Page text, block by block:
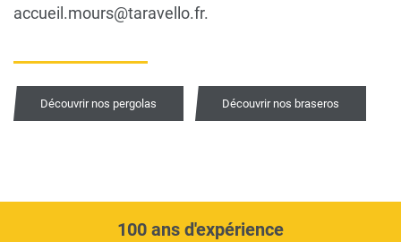
accueil.mours@taravello.fr.
Découvrir nos pergolas Découvrir nos braseros
100 ans d'expérience